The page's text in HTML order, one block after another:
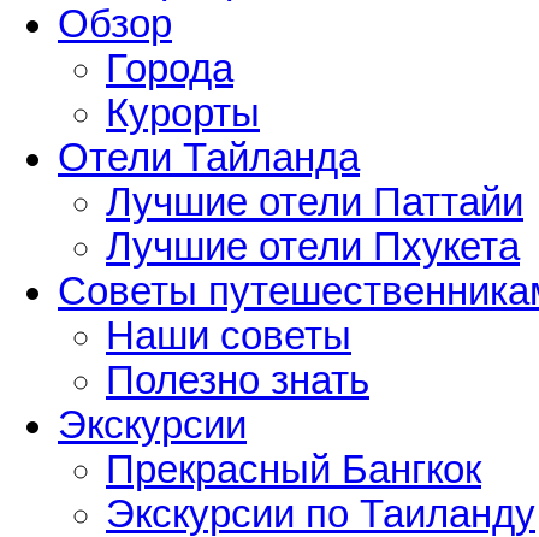
Обзор
Города
Курорты
Отели Тайланда
Лучшие отели Паттайи
Лучшие отели Пхукета
Советы
Наши советы
Полезно знать
Экскурсии
Прекрасный Бангкок
Экскурсии по Таиланду